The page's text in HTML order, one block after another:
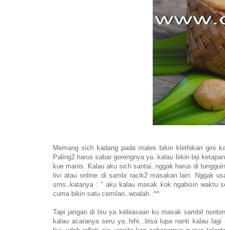
Memang sich kadang pada males bikin klethikan gini
Paling2 harus sabar gorengnya ya..kalau bikin biji
kue manis. Kalau aku sich santai..nggak harus di
tivi atau online..di sambi racik2 masakan lain. Nggak
sms..katanya : " aku kalau masak kok ngabisin waktu
cuma bikin satu cemilan..woalah..^^
Tapi jangan di tiru ya kebiasaan ku masak sambil
kalau acaranya seru ya..hihi...bisa lupa nanti kalau